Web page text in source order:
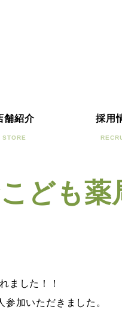
舗紹介
STORE
採用
ども
ました！！
加いただきました。